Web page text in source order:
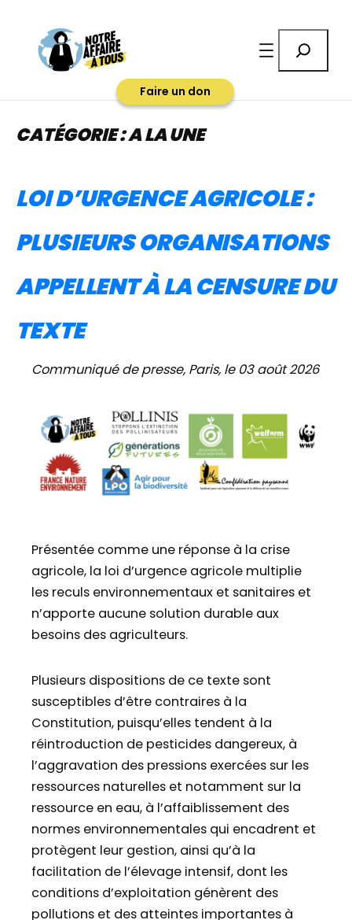
contenu
Faire un don
CATÉGORIE :A LA UNE
LOI D’URGENCE AGRICOLE :
PLUSIEURS ORGANISATIONS
APPELLENT À LA CENSURE DU
TEXTE
Communiqué de presse, Paris, le 03 août 2026
Présentée comme une réponse à la crise
agricole, la loi d’urgence agricole multiplie
les reculs environnementaux et sanitaires et
n’apporte aucune solution durable aux
besoins des agriculteurs.
Plusieurs dispositions de ce texte sont
susceptibles d’être contraires à la
Constitution, puisqu’elles tendent à la
réintroduction de pesticides dangereux, à
l’aggravation des pressions exercées sur les
ressources naturelles et notamment sur la
ressource en eau, à l’affaiblissement des
normes environnementales qui encadrent et
protègent leur gestion, ainsi qu’à la
facilitation de l’élevage intensif, dont les
conditions d’exploitation génèrent des
pollutions et des atteintes importantes à